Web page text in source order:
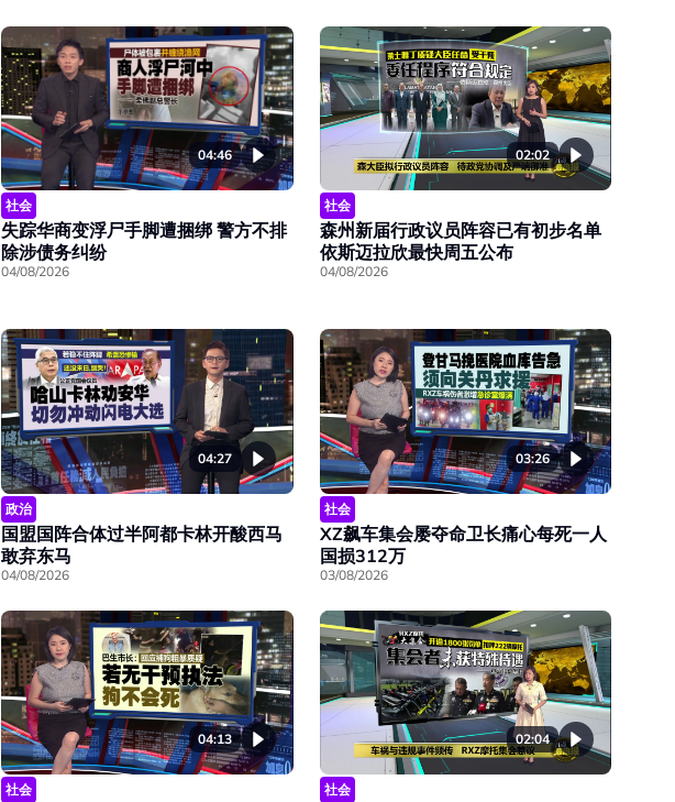
04:46
社会
失踪华商变浮尸手脚遭捆绑 警方不排
除涉债务纠纷
04/08/2026
02:02
社会
森州新届行政议员阵容已有初步名单
依斯迈拉欣最快周五公布
04/08/2026
04:27
政治
国盟国阵合体过半阿都卡林开酸西马
敢弃东马
04/08/2026
03:26
社会
XZ飙车集会屡夺命卫长痛心每死一人
国损312万
03/08/2026
04:13
社会
02:04
社会